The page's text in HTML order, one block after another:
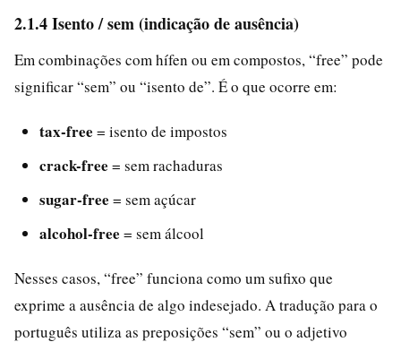
2.1.4 Isento / sem (indicação de ausência)
Em combinações com hífen ou em compostos, “free” pode
significar “sem” ou “isento de”. É o que ocorre em:
tax-free = isento de impostos
crack-free = sem rachaduras
sugar-free = sem açúcar
alcohol-free = sem álcool
Nesses casos, “free” funciona como um sufixo que
exprime a ausência de algo indesejado. A tradução para o
português utiliza as preposições “sem” ou o adjetivo